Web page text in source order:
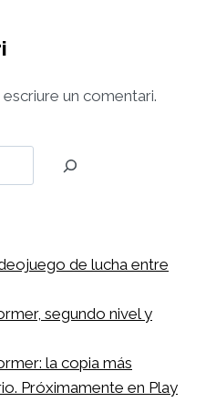
un comentari.
de lucha entre
segundo nivel y
la copia más
Próximamente en Play